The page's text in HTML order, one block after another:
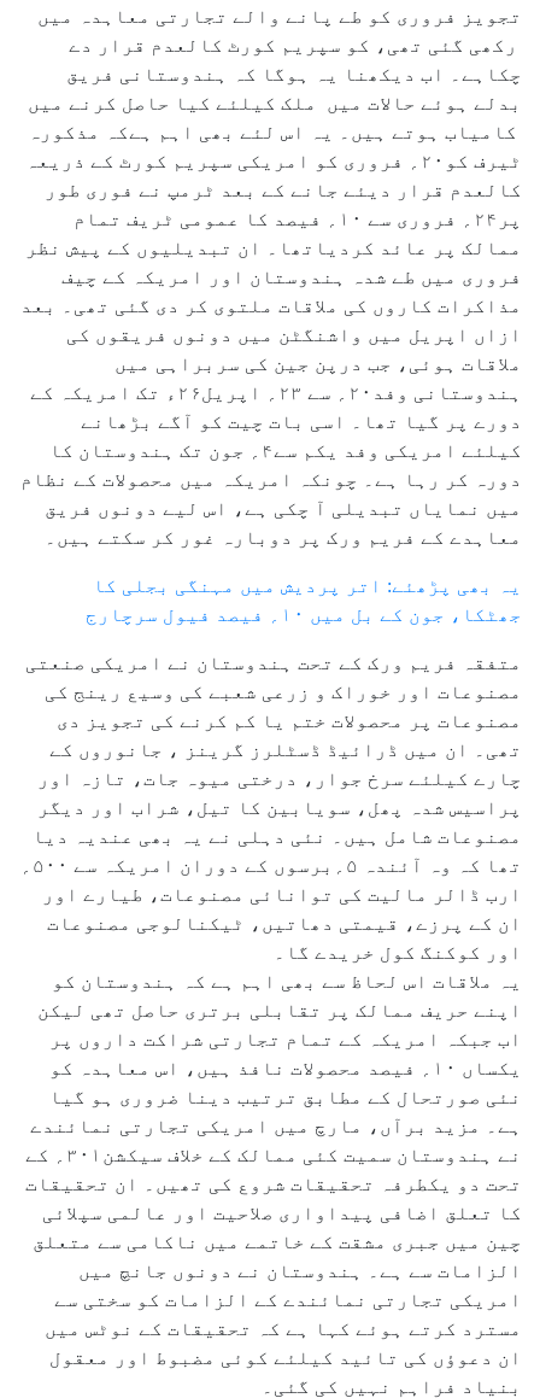
تجویز فروری کو طے پانے والے تجارتی معاہدہ میں
رکھی گئی تھی، کو سپریم کورٹ کالعدم قرار دے
چکاہے۔ اب دیکھنا یہ ہوگا کہ ہندوستانی فریق
بدلے ہوئے حالات میں ملک کیلئے کیا حاصل کرنے میں
کامیاب ہوتے ہیں۔ یہ اس لئے بھی اہم ہےکہ مذکورہ
ٹیرف کو۲۰؍ فروری کو امریکی سپریم کورٹ کے ذریعہ
کالعدم قرار دیئے جانے کے بعد ٹرمپ نے فوری طور
پر۲۴؍ فروری سے ۱۰؍ فیصد کا عمومی ٹریف تمام
ممالک پر عائد کردیاتھا۔ ان تبدیلیوں کے پیش نظر
فروری میں طے شدہ ہندوستان اور امریکہ کے چیف
مذاکرات کاروں کی ملاقات ملتوی کر دی گئی تھی۔ بعد
ازاں اپریل میں واشنگٹن میں دونوں فریقوں کی
ملاقات ہوئی، جب درپن جین کی سربراہی میں
ہندوستانی وفد۲۰؍ سے ۲۳؍ اپریل۲۶ء تک امریکہ کے
دورے پر گیا تھا۔ اسی بات چیت کو آگے بڑھانے
کیلئے امریکی وفد یکم سے۴؍ جون تک ہندوستان کا
دورہ کر رہا ہے۔ چونکہ امریکہ میں محصولات کے نظام
میں نمایاں تبدیلی آ چکی ہے، اس لیے دونوں فریق
معاہدے کے فریم ورک پر دوبارہ غور کر سکتے ہیں۔
یہ بھی پڑھئے: اتر پردیش میں مہنگی بجلی کا
جھٹکا، جون کے بل میں ۱۰؍ فیصد فیول سرچارج
متفقہ فریم ورک کے تحت ہندوستان نے امریکی صنعتی
مصنوعات اور خوراک و زرعی شعبے کی وسیع رینج کی
مصنوعات پر محصولات ختم یا کم کرنے کی تجویز دی
تھی۔ ان میں ڈرائیڈ ڈسٹلرز گرینز ، جانوروں کے
چارے کیلئے سرخ جوار، درختی میوہ جات، تازہ اور
پراسیس شدہ پھل، سویابین کا تیل، شراب اور دیگر
مصنوعات شامل ہیں۔ نئی دہلی نے یہ بھی عندیہ دیا
ارب ڈالر مالیت کی توانائی مصنوعات، طیارے اور
ان کے پرزے، قیمتی دھاتیں، ٹیکنالوجی مصنوعات
اور کوکنگ کول خریدے گا۔
یہ ملاقات اس لحاظ سے بھی اہم ہے کہ ہندوستان کو
اپنے حریف ممالک پر تقابلی برتری حاصل تھی لیکن
اب جبکہ امریکہ کے تمام تجارتی شراکت داروں پر
یکساں ۱۰؍ فیصد محصولات نافذ ہیں، اس معاہدہ کو
نئی صورتحال کے مطابق ترتیب دینا ضروری ہو گیا
ہے۔ مزید برآں، مارچ میں امریکی تجارتی نمائندے
نے ہندوستان سمیت کئی ممالک کے خلاف سیکشن۳۰۱؍ کے
تحت دو یکطرفہ تحقیقات شروع کی تھیں۔ ان تحقیقات
کا تعلق اضافی پیداواری صلاحیت اور عالمی سپلائی
چین میں جبری مشقت کے خاتمے میں ناکامی سے متعلق
الزامات سے ہے۔ ہندوستان نے دونوں جانچ میں
امریکی تجارتی نمائندے کے الزامات کو سختی سے
مسترد کرتے ہوئے کہا ہے کہ تحقیقات کے نوٹس میں
ان دعوؤں کی تائید کیلئے کوئی مضبوط اور معقول
بنیاد فراہم نہیں کی گئی۔